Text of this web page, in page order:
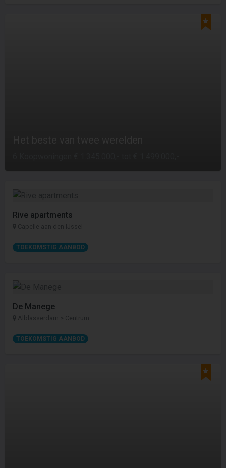
Rive apartments
Capelle aan den IJssel
TOEKOMSTIG AANBOD
De Manege
Alblasserdam > Centrum
TOEKOMSTIG AANBOD